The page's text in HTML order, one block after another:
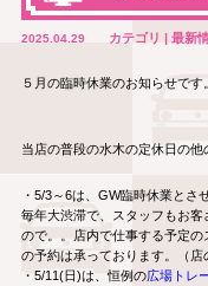
2025.04.29 カテゴリ | 最新
５月の臨時休業のお知らせで
当店の普段の水木の定休日の他
・5/3～6は、GW臨時休業とさ
毎年大渋滞で、スタッフもお
ので。。店内で仕事する予定
の予約は承っております。（店
・5/11(日)は、恒例の広場トレ